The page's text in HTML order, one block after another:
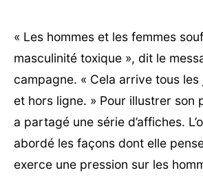
« Les hommes et les femmes
masculinité toxique », dit le
campagne. « Cela arrive tous
et hors ligne. » Pour illustrer son
a partagé une série d’affiches.
abordé les façons dont elle
exerce une pression sur les